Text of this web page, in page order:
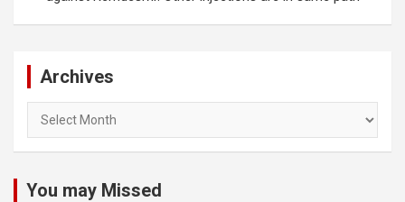
Archives
You may Missed